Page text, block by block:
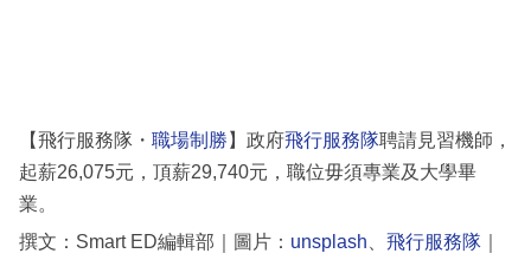
【飛行服務隊・ 職場制勝 】政府飛行服務隊聘請見習機師，
起薪26,075元，頂薪29,740元，職位毋須專業及大學畢
業。
撰文：Smart ED編輯部｜圖片： unsplash 飛行服務隊